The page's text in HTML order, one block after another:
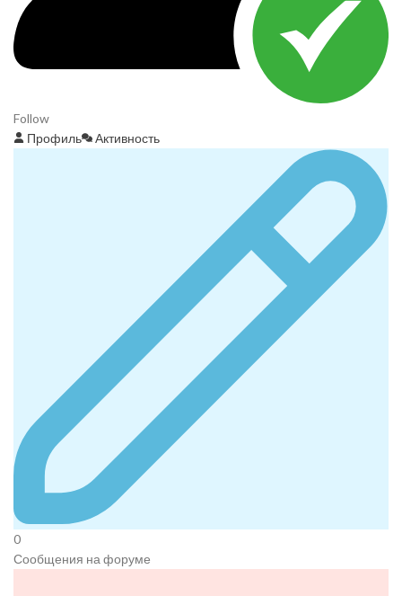
Follow
Профиль
Активность
0
Сообщения на форуме